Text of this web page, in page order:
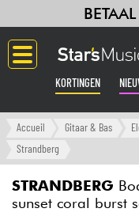
KORTINGEN
Langue
Versterker &
Accueil Gitaar & Bas
Strandberg
STRANDBERG
sunset coral burst